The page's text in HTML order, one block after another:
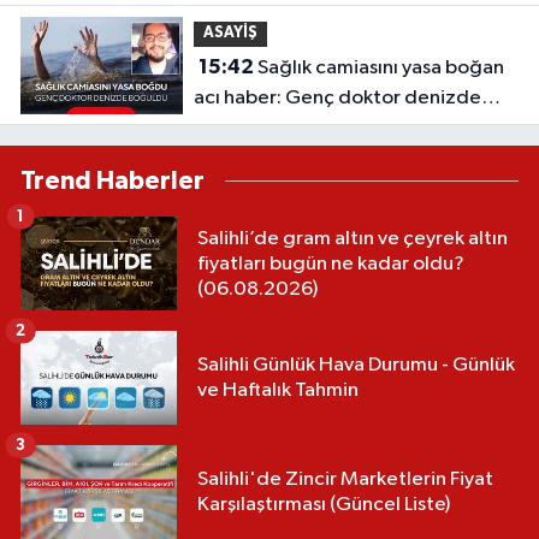
ASAYİŞ
15:42
acı haber: Genç doktor denizde
boğuldu
Trend Haberler
Salihli’de gram altın ve çeyrek altın
fiyatları bugün ne kadar oldu?
(06.08.2026)
1
Salihli Günlük Hava Durumu - Günlük
ve Haftalık Tahmin
2
Salihli'de Zincir Marketlerin Fiyat
Karşılaştırması (Güncel Liste)
3